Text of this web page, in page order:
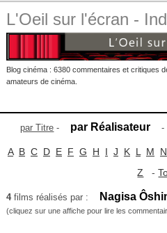
L'Oeil sur l'écran -
Blog cinéma : 6380 commentaires et critiques
amateurs de cinéma.
par Titre - par Réalisateur -
A B C D E F G H I J K L M N
Z -
4films réalisés par : Nagisa
(cliquez sur une affiche pour lire les